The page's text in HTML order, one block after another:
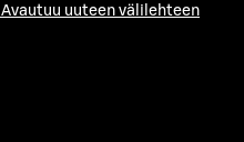
Avautuu uuteen välilehteen